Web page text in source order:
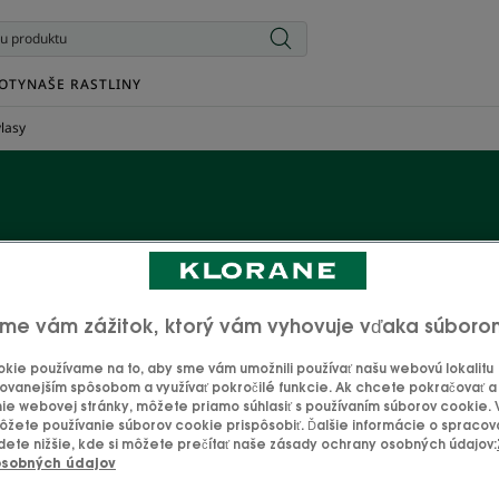
NAŠE RASTLINY
Mastné vlasy
hlavy sa mastí príliš rýchlo! Zbavte svoje vlasy
má vlastnosti redukujúce a regulujúce maz, v
a vegánskemu zloženiu budú vaše vlasy trvalo
ľahké a slobodné - a poďakujú vám!
vám zážitok, ktorý vám vyhovuje vďaka
používame na to, aby sme vám umožnili používať našu webovú lokalitu
spôsobom a využívať pokročilé funkcie. Ak chcete pokračovať a
webovej stránky, môžete priamo súhlasiť s používaním súborov cookie.
používanie súborov cookie prispôsobiť. Ďalšie informácie o
nižšie, kde si môžete prečítať naše zásady ochrany osobných údajov:
údajov